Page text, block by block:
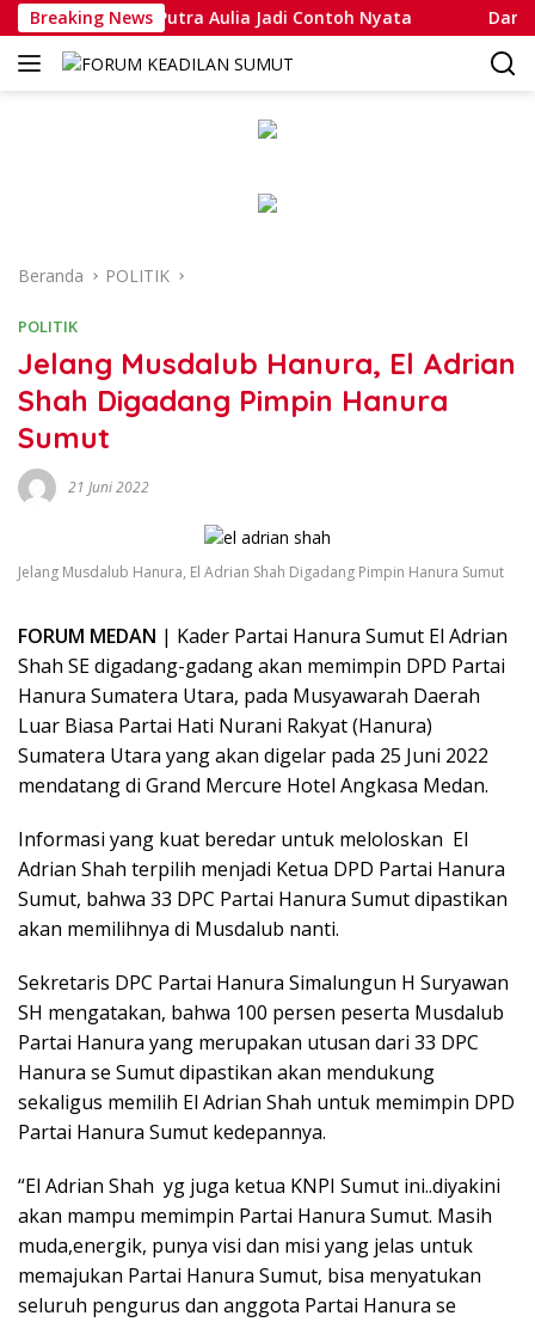
Langsung
ke
konten
Breaking NewsPutra Aulia Jadi Contoh Nyata Dansatlat
Beranda POLITIK
POLITIK
Jelang Musdalub Hanura, El Adrian
Shah Digadang Pimpin Hanura
Sumut
21 Juni 2022
Jelang Musdalub Hanura, El Adrian Shah Digadang Pimpin Hanura Sumut
FORUM MEDAN | Kader Partai Hanura Sumut El Adrian
Shah SE digadang-gadang akan memimpin DPD Partai
Hanura Sumatera Utara, pada Musyawarah Daerah
Luar Biasa Partai Hati Nurani Rakyat (Hanura)
Sumatera Utara yang akan digelar pada 25 Juni 2022
mendatang di Grand Mercure Hotel Angkasa Medan.
Informasi yang kuat beredar untuk meloloskan El
Adrian Shah terpilih menjadi Ketua DPD Partai Hanura
Sumut, bahwa 33 DPC Partai Hanura Sumut dipastikan
akan memilihnya di Musdalub nanti.
Sekretaris DPC Partai Hanura Simalungun H Suryawan
SH mengatakan, bahwa 100 persen peserta Musdalub
Partai Hanura yang merupakan utusan dari 33 DPC
Hanura se Sumut dipastikan akan mendukung
sekaligus memilih El Adrian Shah untuk memimpin DPD
Partai Hanura Sumut kedepannya.
“El Adrian Shah yg juga ketua KNPI Sumut ini..diyakini
akan mampu memimpin Partai Hanura Sumut. Masih
muda,energik, punya visi dan misi yang jelas untuk
memajukan Partai Hanura Sumut, bisa menyatukan
seluruh pengurus dan anggota Partai Hanura se